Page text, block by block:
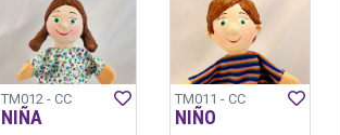
TM012 - CC
NIÑA
TM011 - CC
NIÑO